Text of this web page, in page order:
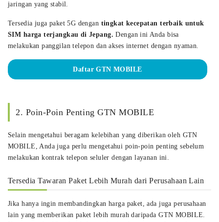
jaringan yang stabil.
Tersedia juga paket 5G dengan tingkat kecepatan terbaik untuk
SIM harga terjangkau di Jepang. Dengan ini Anda bisa
melakukan panggilan telepon dan akses internet dengan nyaman.
Daftar GTN MOBILE
2. Poin-Poin Penting GTN MOBILE
Selain mengetahui beragam kelebihan yang diberikan oleh GTN
MOBILE, Anda juga perlu mengetahui poin-poin penting sebelum
melakukan kontrak telepon seluler dengan layanan ini.
Tersedia Tawaran Paket Lebih Murah dari Perusahaan Lain
Jika hanya ingin membandingkan harga paket, ada juga perusahaan
lain yang memberikan paket lebih murah daripada GTN MOBILE.